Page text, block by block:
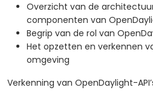
Overzicht van de
componenten van
Begrip van de rol van
Het opzetten en verkennen
omgeving
Verkenning van OpenDaylight-